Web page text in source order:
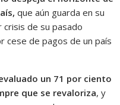
que aún guarda en su
de su pasado
cese de pagos de un país
un 71 por ciento
que se revaloriza, y